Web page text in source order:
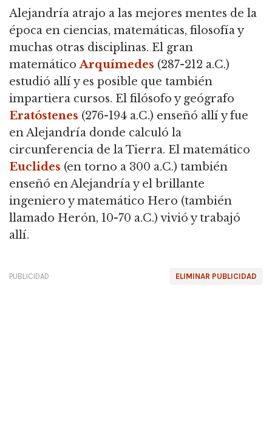
Alejandría atrajo a las mejores mentes de la
época en ciencias, matemáticas, filosofía y
muchas otras disciplinas. El gran
matemáticoArquímedes (287-212 a.C.)
estudió allí y es posible que también
impartiera cursos. El filósofo y geógrafo
Eratóstenes (276-194 a.C.) enseñó allí y fue
en Alejandría donde calculó la
circunferencia de la Tierra. El matemático
Euclides (en torno a 300 a.C.) también
enseñó en Alejandría y el brillante
ingeniero y matemático Hero (también
llamado Herón, 10-70 a.C.) vivió y trabajó
allí.
ELIMINAR PUBLICIDAD
PUBLICIDAD